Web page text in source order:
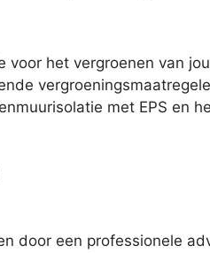
voor het vergroenen van
met EPS en
door een professionele